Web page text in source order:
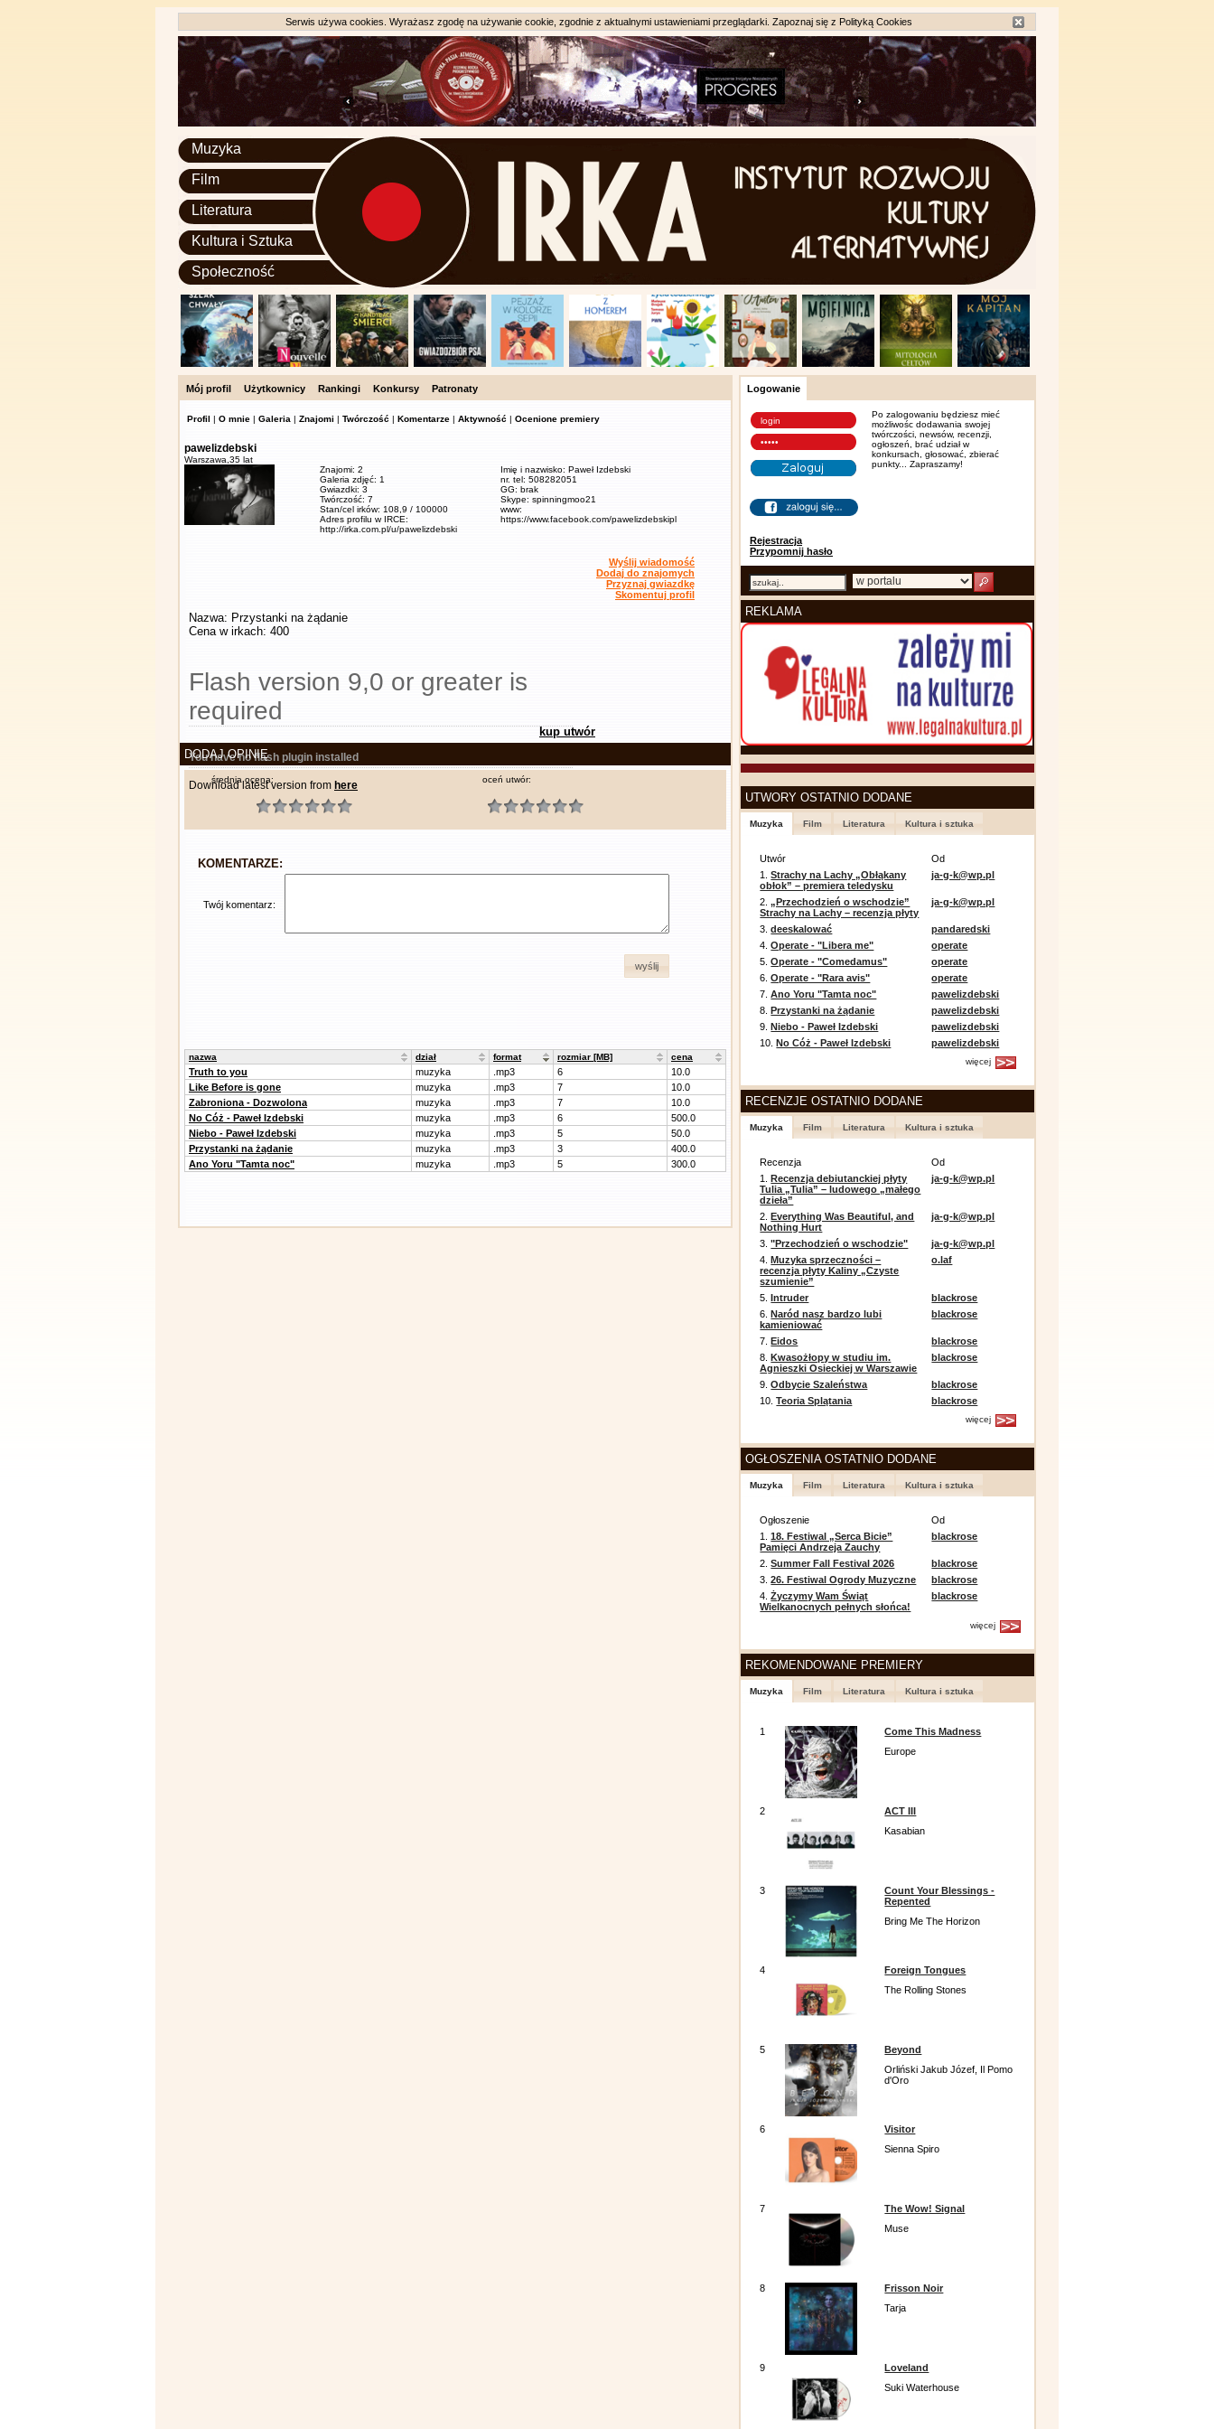
Serwis używa cookies. Wyrażasz zgodę na używanie cookie, zgodnie z aktualnymi ustawieniami przeglądarki. Zapoznaj się z Polityką Cookies
Muzyka
Film
Literatura
Kultura i Sztuka
Społeczność
Mój profil Użytkownicy Rankingi Konkursy Patronaty
Profil | O mnie | Galeria | Znajomi | Twórczość | Komentarze | Aktywność | Ocenione premiery
pawelizdebski
Warszawa, 35 lat
Znajomi: 2
Galeria zdjęć: 1
Gwiazdki: 3
Twórczość: 7
Stan/cel irków: 108,9 / 100000
Adres profilu w IRCE:
http://irka.com.pl/u/pawelizdebski
Imię i nazwisko: Paweł Izdebski
nr. tel: 508282051
GG: brak
Skype: spinningmoo21
www:
https://www.facebook.com/pawelizdebskipl
Wyślij wiadomość
Dodaj do znajomych
Przyznaj gwiazdkę
Skomentuj profil
Nazwa: Przystanki na żądanie
Cena w irkach: 400
Flash version 9,0 or greater is
required
You have no flash plugin installed
Download latest version from here
kup utwór
DODAJ OPINIĘ
średnia ocena: oceń utwór:
KOMENTARZE:
Twój komentarz:
wyślij
nazwa dział format rozmiar [MB] cena
Truth to you muzyka .mp3 6
10.0
Like Before is gone
muzyka .mp3 7
10.0
Zabroniona - Dozwolona
muzyka .mp3 7
10.0
No Cóż - Paweł Izdebski
muzyka .mp3 6
500.0
Niebo - Paweł Izdebski
muzyka .mp3 5
50.0
Przystanki na żądanie
muzyka .mp3 3
400.0
Ano Yoru "Tamta noc"
muzyka .mp3 5 300.0
Logowanie
Rejestracja
Przypomnij hasło
Po zalogowaniu będziesz mieć
możliwośc dodawania swojej
twórczości, newsów, recenzji,
ogłoszeń, brać udział w
konkursach, głosować, zbierać
punkty... Zapraszamy!
REKLAMA
UTWORY OSTATNIO DODANE
Muzyka Film Literatura Kultura i sztuka
Utwór
Od
1.Strachy na Lachy „Obłąkany
obłok” – premiera teledysku
ja-g-k@wp.pl
2.„Przechodzień o wschodzie”
Strachy na Lachy – recenzja płyty
ja-g-k@wp.pl
3.deeskalować
pandaredski
4.Operate - "Libera me"
operate
5.Operate - "Comedamus"
operate
6.Operate - "Rara avis"
operate
7.Ano Yoru "Tamta noc"
pawelizdebski
8.Przystanki na żądanie
pawelizdebski
9.Niebo - Paweł Izdebski
pawelizdebski
10.No Cóż - Paweł Izdebski pawelizdebski
więcej
RECENZJE OSTATNIO DODANE
Muzyka Film Literatura Kultura i sztuka
Recenzja
Od
1.Recenzja debiutanckiej płyty
Tulia „Tulia” – ludowego „małego
dzieła”
ja-g-k@wp.pl
2.Everything Was Beautiful, and
Nothing Hurt
ja-g-k@wp.pl
3."Przechodzień o wschodzie"
ja-g-k@wp.pl
4.Muzyka sprzeczności –
recenzja płyty Kaliny „Czyste
szumienie”
o.laf
5.Intruder
blackrose
6.Naród nasz bardzo lubi
kamieniować
blackrose
7.Eidos
blackrose
8.Kwasożłopy w studiu im.
Agnieszki Osieckiej w Warszawie
blackrose
9.Odbycie Szaleństwa
blackrose
10.Teoria Splątania blackrose
więcej
OGŁOSZENIA OSTATNIO DODANE
Muzyka Film Literatura Kultura i sztuka
Ogłoszenie
Od
1.18. Festiwal „Serca Bicie”
Pamięci Andrzeja Zauchy
blackrose
2.Summer Fall Festival 2026
blackrose
3.26. Festiwal Ogrody Muzyczne
blackrose
4.Życzymy Wam Świąt
Wielkanocnych pełnych słońca!
blackrose
więcej
REKOMENDOWANE PREMIERY
Muzyka Film Literatura Kultura i sztuka
1
Come This Madness
Europe
2
ACT III
Kasabian
3
Count Your Blessings -
Repented
Bring Me The Horizon
4
Foreign Tongues
The Rolling Stones
5
Beyond
Orliński Jakub Józef, Il Pomo
d'Oro
6
Visitor
Sienna Spiro
7
The Wow! Signal
Muse
8
Frisson Noir
Tarja
9
Loveland
Suki Waterhouse